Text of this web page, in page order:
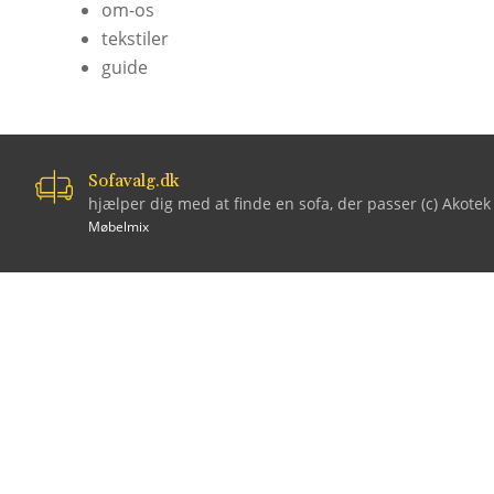
om-os
tekstiler
guide
Sofavalg.dk
hjælper dig med at finde en sofa, der passer (c) Akotek
Møbelmix